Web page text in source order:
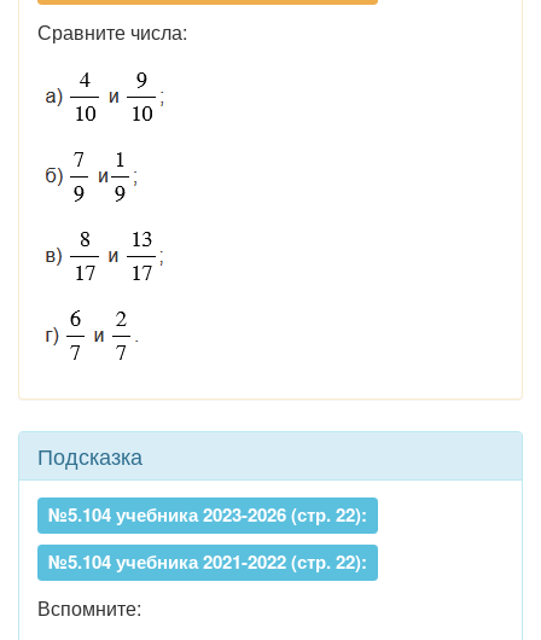
Сравните числа:
Подсказка
№5.104 учебника 2023-2026 (стр. 22):
№5.104 учебника 2021-2022 (стр. 22):
Вспомните: